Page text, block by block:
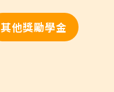
其他獎勵學金